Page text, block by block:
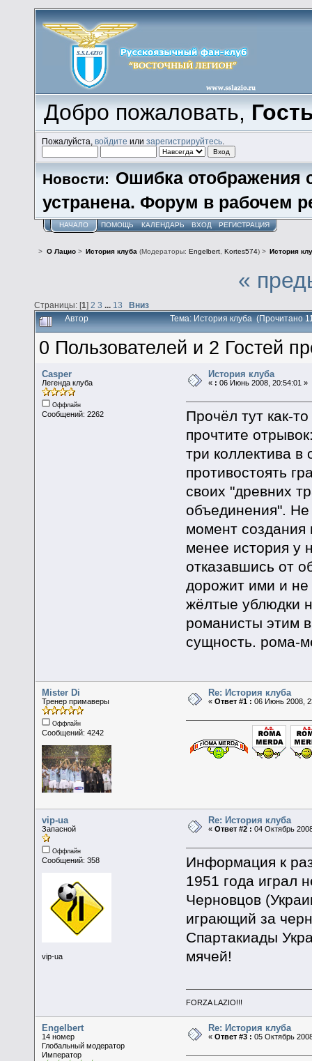
Добро пожаловать,
Пожалуйста,войдите илизарегистрируйтесь
Новости: Ошибка отображения
устранена. Форум в рабочем
НАЧАЛО ПОМОЩЬ КАЛЕНДАРЬ ВХОД РЕГИСТРАЦИЯ
> О Лацио> История клуба (Модераторы: Engelbert, Kortes574) > История
«
Страницы: [1] 2 3 13 Вниз
Автор Тема: История клуба (Прочитано
0 Пользователей и 2 Гостей
Casper
Легенда клуба
Оффлайн
Сообщений: 2262
История клуба
« : 06 Июнь 2008, 20:54:01 »
Прочёл тут как-
прочтите
три коллектива
противостоять
своих "древних
объединения".
момент создания
менее история у
отказавшись от
дорожит ими и не
жёлтые ублюдки
романисты этим
сущность. рома-
Mister Di
Тренер примаверы
Оффлайн
Сообщений: 4242
Re: История клуба
«Ответ #1 : 06 Июнь 2008,
vip-ua
Запасной
Оффлайн
Сообщений: 358
vip-ua
Re: История клуба
«Ответ #2 : 04 Октябрь
Информация к
1951 года играл
Черновцов
играющий за
Спартакиады
мячей!
FORZA LAZIO!!!
Engelbert
14 номер
Глобальный модератор
Император
Re: История клуба
«Ответ #3 : 05 Октябрь